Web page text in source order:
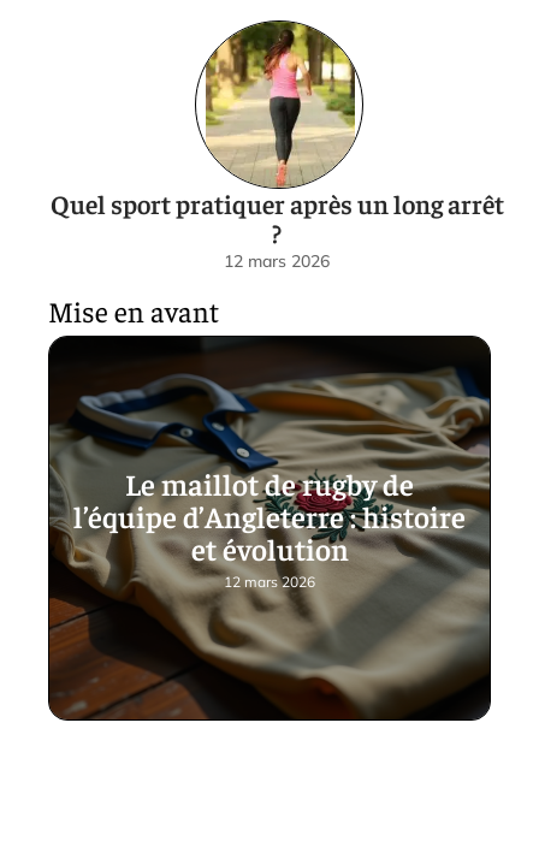
Quel sport pratiquer après un long arrêt
?
12 mars 2026
Mise en avant
Le maillot de rugby de
l’équipe d’Angleterre : histoire
et évolution
12 mars 2026